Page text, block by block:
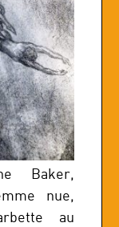
Baker,
nue,
au